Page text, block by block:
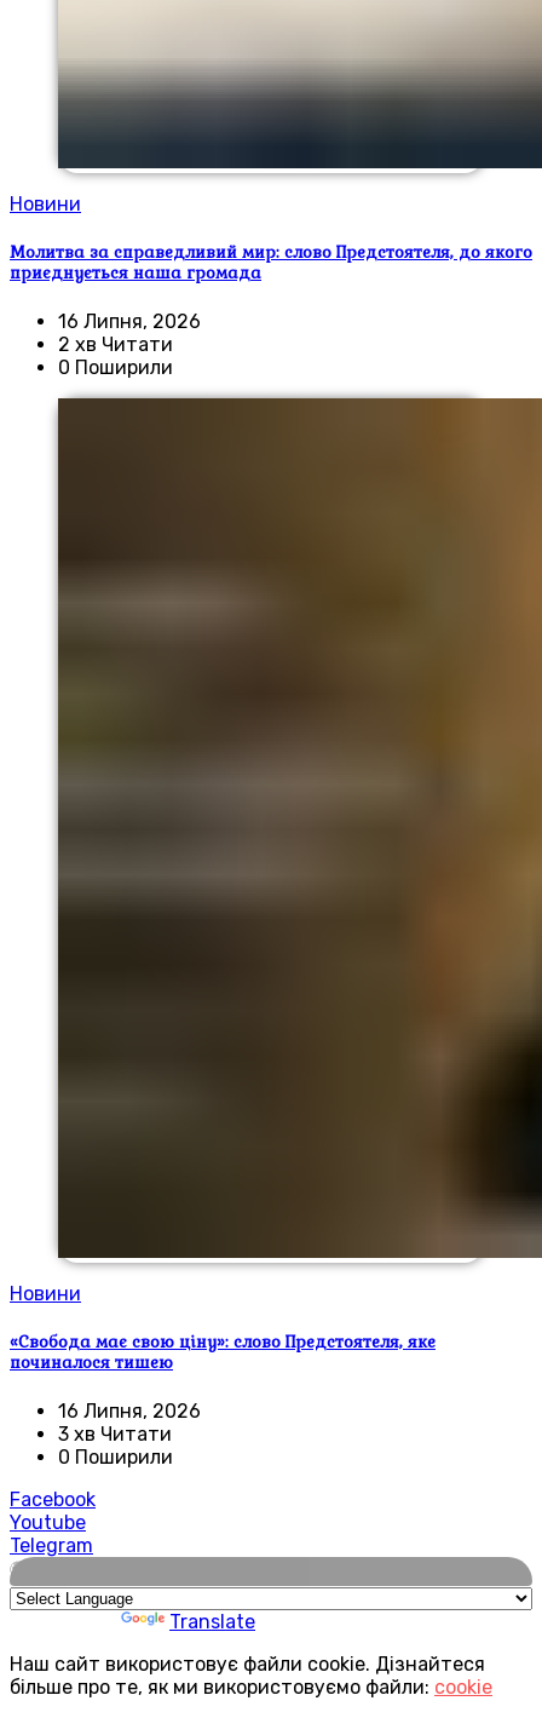
Новини
Молитва за справедливий мир: слово Предстоятеля, до якого
приєднується наша громада
16 Липня, 2026
2 хв Читати
0 Поширили
Новини
«Свобода має свою ціну»: слово Предстоятеля, яке
починалося тишею
16 Липня, 2026
3 хв Читати
0 Поширили
Facebook
Youtube
Telegram
🌍
Translate
Наш сайт використовує файли cookie. Дізнайтеся
більше про те, як ми використовуємо файли: cookie